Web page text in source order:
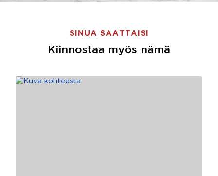
SINUA SAATTAISI
Kiinnostaa myös nämä